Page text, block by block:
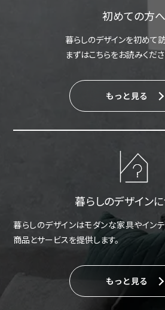
初めての方へ
暮らしのデザインを初めて
まずはこちらをお読みくださ
もっと見る
暮らしのデザイン
暮らしのデザインはモダンな家具やイン
商品とサービスを提供します。
もっと見る